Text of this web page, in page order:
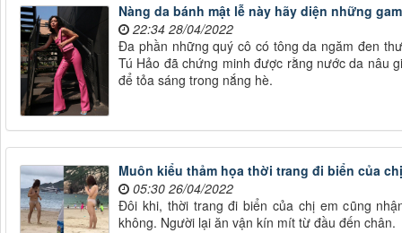
Nàng da bánh mật lễ này hãy diện những
22:34 28/04/2022
Đa phần những quý cô có tông da ngăm đen
Tú Hảo đã chứng minh được rằng nước da nâu
để tỏa sáng trong nắng hè.
Muôn kiểu thảm họa thời trang đi biển của
05:30 26/04/2022
Đôi khi, thời trang đi biển của chị em cũng
không. Người lại ăn vận kín mít từ đầu đến chân.